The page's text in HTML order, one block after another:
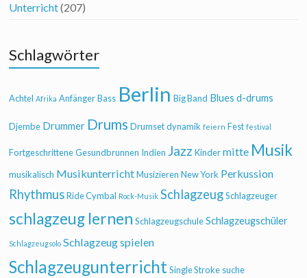
Unterricht(207)
Schlagwörter
Achtel Afrika Anfänger Bass Berlin Big Band Blues d-drums
Djembe Drummer Drums Drumset dynamik feiern Fest festival
Fortgeschrittene Gesundbrunnen Indien Jazz Kinder mitte Musik
musikalisch Musikunterricht Musizieren New York Perkussion
Rhythmus Ride Cymbal Rock-Musik Schlagzeug Schlagzeuger
schlagzeug lernen Schlagzeugschule Schlagzeugschüler
Schlagzeugsolo Schlagzeug spielen
Schlagzeugunterricht Single Stroke suche